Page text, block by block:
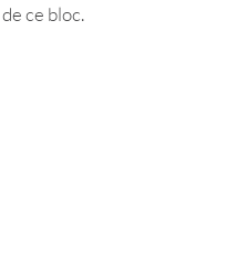
ce bloc.